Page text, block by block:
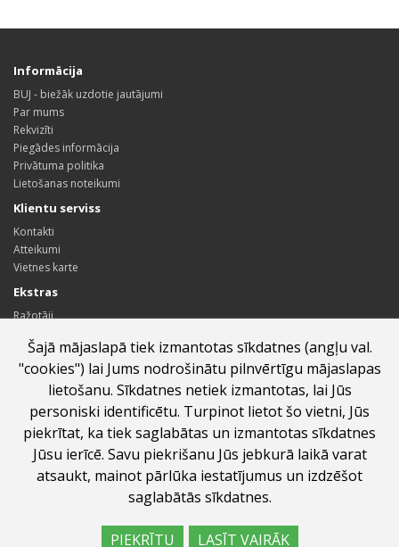
Šajā mājaslapā tiek izmantotas sīkdatnes (angļu val.
"cookies") lai Jums nodrošinātu pilnvērtīgu mājaslapas
lietošanu. Sīkdatnes netiek izmantotas, lai Jūs
personiski identificētu. Turpinot lietot šo vietni, Jūs
piekrītat, ka tiek saglabātas un izmantotas sīkdatnes
Jūsu ierīcē. Savu piekrišanu Jūs jebkurā laikā varat
atsaukt, mainot pārlūka iestatījumus un izdzēšot
saglabātās sīkdatnes.
PIEKRĪTU LASĪT VAIRĀK
Informācija
BUJ - biežāk uzdotie jautājumi
Par mums
Rekvizīti
Piegādes informācija
Privātuma politika
Lietošanas noteikumi
Klientu serviss
Kontakti
Atteikumi
Vietnes karte
Ekstras
Ražotāji
Sadarbības partneru programma
Īpašie piedāvājumi
Profils
Profils
Pasūtījumu vēsture
Vēlmju saraksts
Jaunumi